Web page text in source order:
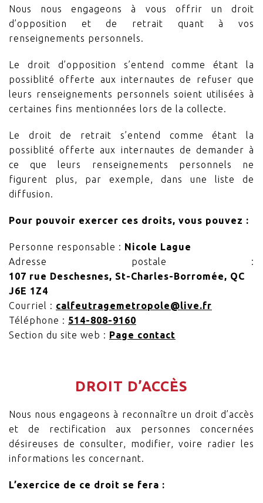
Nous nous engageons à vous offrir un droit
d’opposition et de retrait quant à vos
renseignements personnels.
Le droit d’opposition s’entend comme étant la
possiblité offerte aux internautes de refuser que
leurs renseignements personnels soient utilisées à
certaines fins mentionnées lors de la collecte.
Le droit de retrait s’entend comme étant la
possiblité offerte aux internautes de demander à
ce que leurs renseignements personnels ne
figurent plus, par exemple, dans une liste de
diffusion.
Pour pouvoir exercer ces droits, vous pouvez :
Personne responsable : Nicole Lague
Adresse postale :
107 rue Deschesnes, St-Charles-Borromée, QC
J6E 1Z4
Courriel : calfeutragemetropole@live.fr
Téléphone : 514-808-9160
Section du site web : Page contact
DROIT D’ACCÈS
Nous nous engageons à reconnaître un droit d’accès
et de rectification aux personnes concernées
désireuses de consulter, modifier, voire radier les
informations les concernant.
L’exercice de ce droit se fera :